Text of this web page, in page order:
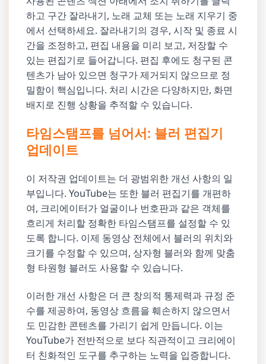
하고 구간 잘라내기, 노래 교체 또는 노래 지우기 중
에서 선택하세요. 잘라내기의 경우, 시작 및 종료 시
간을 조정하고, 편집 내용을 미리 보고, 저장할 수
있는 편집기로 들어갑니다. 편집 후에도 청구된 콘
텐츠가 남아 있으면 청구가 제거되지 않으므로 정
밀함이 핵심입니다. 처리 시간은 다양하지만, 화면
배지로 진행 상황을 추적할 수 있습니다.
타임스탬프를 넘어서: 블러 편집기
업데이트
이 저작권 업데이트는 더 광범위한 개선 사항의 일
부입니다. YouTube는 또한 블러 편집기를 개편하
여, 크리에이터가 얼굴이나 번호판과 같은 객체를
흐리게 처리할 정확한 타임스탬프를 설정할 수 있
도록 합니다. 이제 동영상 전체에서 블러의 위치와
크기를 수정할 수 있으며, 상자형 블러와 함께 맞춤
형 타원형 블러도 사용할 수 있습니다.
이러한 개선 사항은 더 큰 창의적 통제력과 규정 준
수를 제공하여, 동영상 흐름을 훼손하지 않으면서
도 민감한 콘텐츠를 가리기 쉽게 만듭니다. 이는
YouTube가 전반적으로 보다 직관적이고 크리에이
터 친화적인 도구를 추구하는 노력을 입증합니다.